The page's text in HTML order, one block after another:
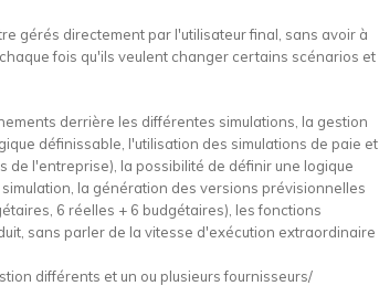
gérés directement par l'utilisateur final, sans avoir à
fois qu'ils veulent changer certains scénarios et
derrière les différentes simulations, la gestion
définissable, l'utilisation des simulations de paie et
de l'entreprise), la possibilité de définir une logique
la génération des versions prévisionnelles
6 réelles + 6 budgétaires), les fonctions
sans parler de la vitesse d'exécution extraordinaire
différents et un ou plusieurs fournisseurs/